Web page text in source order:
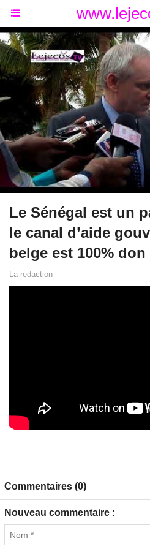
Le Sénégal est un
le canal d’aide
belge est 100% don
La redaction
Commentaires (0)
Nouveau commentaire :